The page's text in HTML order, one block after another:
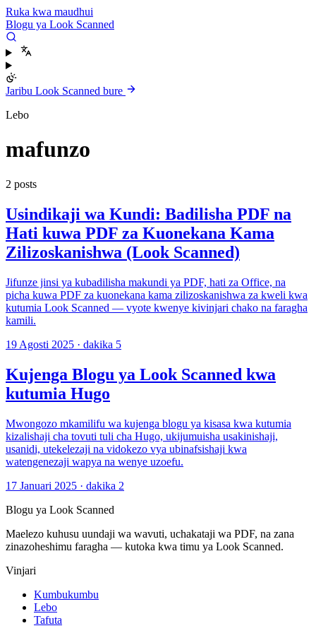
Ruka kwa maudhui
Blogu ya Look Scanned
Jaribu Look Scanned bure
Lebo
mafunzo
2 posts
Usindikaji wa Kundi: Badilisha PDF na
Hati kuwa PDF za Kuonekana Kama
Zilizoskanishwa (Look Scanned)
Jifunze jinsi ya kubadilisha makundi ya PDF, hati za Office, na
picha kuwa PDF za kuonekana kama zilizoskanishwa za kweli kwa
kutumia Look Scanned — vyote kwenye kivinjari chako na faragha
kamili.
19 Agosti 2025 · dakika 5
Kujenga Blogu ya Look Scanned kwa
kutumia Hugo
Mwongozo mkamilifu wa kujenga blogu ya kisasa kwa kutumia
kizalishaji cha tovuti tuli cha Hugo, ukijumuisha usakinishaji,
usanidi, utekelezaji na vidokezo vya ubinafsishaji kwa
watengenezaji wapya na wenye uzoefu.
17 Januari 2025 · dakika 2
Blogu ya Look Scanned
Maelezo kuhusu uundaji wa wavuti, uchakataji wa PDF, na zana
zinazoheshimu faragha — kutoka kwa timu ya Look Scanned.
Vinjari
Kumbukumbu
Lebo
Tafuta